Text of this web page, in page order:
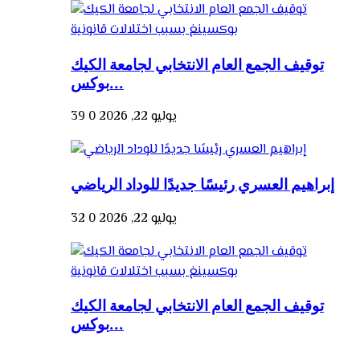
توقيف الجمع العام الانتخابي لجامعة الكيك
بوكس...
يوليو 22, 2026 0
39
إبراهيم العسري رئيسًا جديدًا للوداد الرياضي
يوليو 22, 2026 0
32
توقيف الجمع العام الانتخابي لجامعة الكيك
بوكس...